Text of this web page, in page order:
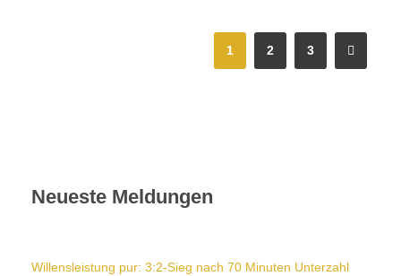
1 2 3
Neueste Meldungen
Willensleistung pur: 3:2-Sieg nach 70 Minuten Unterzahl